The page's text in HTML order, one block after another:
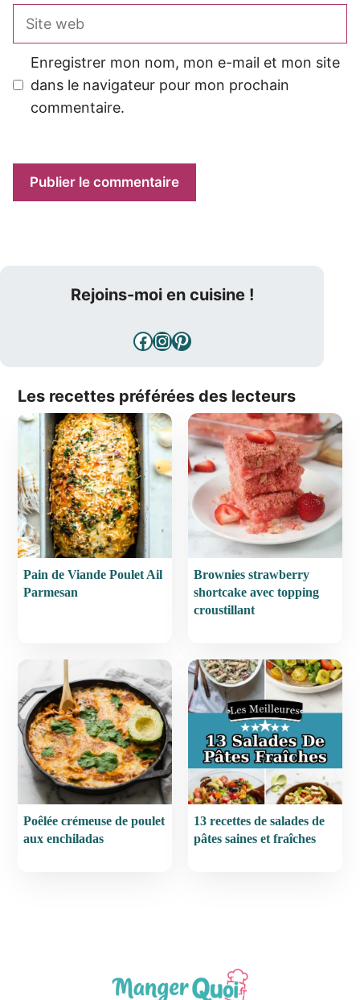
Site
Enregistrer mon nom, mon e-mail et mon site
dans le navigateur pour mon prochain
commentaire.
Rejoins-moi en cuisine !
Facebook
Instagram
Pinterest
Les recettes préférées des lecteurs
Pain de Viande Poulet Ail
Parmesan
Brownies strawberry
shortcake avec topping
croustillant
Poêlée crémeuse de poulet
aux enchiladas
13 recettes de salades de
pâtes saines et fraîches